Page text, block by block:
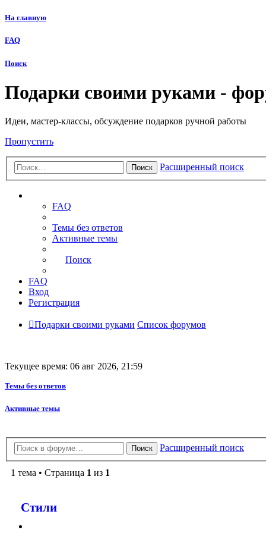
На главную
FAQ
Поиск
Подарки своими руками -
Идеи, мастер-классы, обсуждение подарков ручной работы
Пропустить
Поиск Расширенный поиск
FAQ
Темы без ответов
Активные темы
Поиск
FAQ
Вход
Регистрация
Подарки своими руками Список форумов
Текущее время: 06 авг 2026, 21:59
Темы без ответов
Активные темы
Поиск Расширенный поиск
1 тема • Страница 1 из 1
Стили